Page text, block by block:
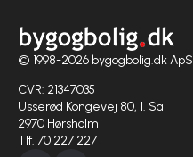
© 1998-2026 bygogbolig.dk ApS
CVR: 21347035
Usserød Kongevej 80, 1. Sal
2970 Hørsholm
Tlf. 70 227 227